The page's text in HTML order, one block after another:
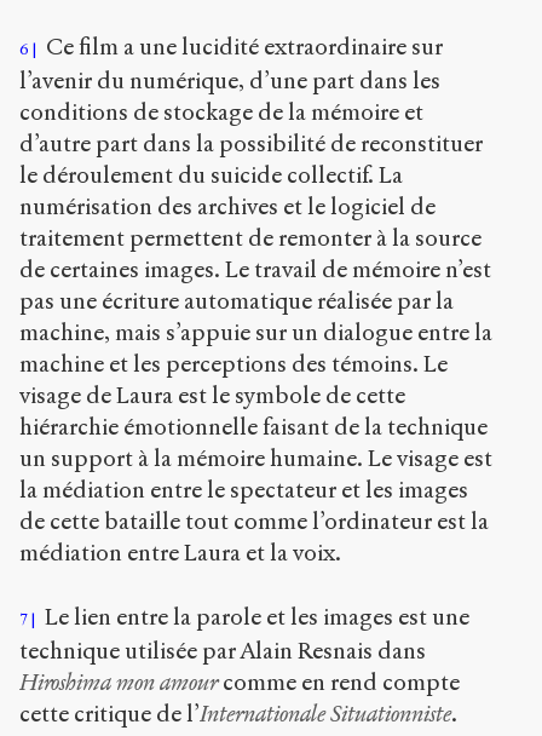
6
Ce film a une lucidité extraordinaire sur
l’avenir du numérique, d’une part dans les
conditions de stockage de la mémoire et
d’autre part dans la possibilité de reconstituer
le déroulement du suicide collectif. La
numérisation des archives et le logiciel de
traitement permettent de remonter à la source
de certaines images. Le travail de mémoire n’est
pas une écriture automatique réalisée par la
machine, mais s’appuie sur un dialogue entre la
machine et les perceptions des témoins. Le
visage de Laura est le symbole de cette
hiérarchie émotionnelle faisant de la technique
un support à la mémoire humaine. Le visage est
la médiation entre le spectateur et les images
de cette bataille tout comme l’ordinateur est la
médiation entre Laura et la voix.
7
Le lien entre la parole et les images est une
technique utilisée par Alain Resnais dans
Hiroshima mon amourcomme en rend compte
cette critique de l’Internationale Situationniste.